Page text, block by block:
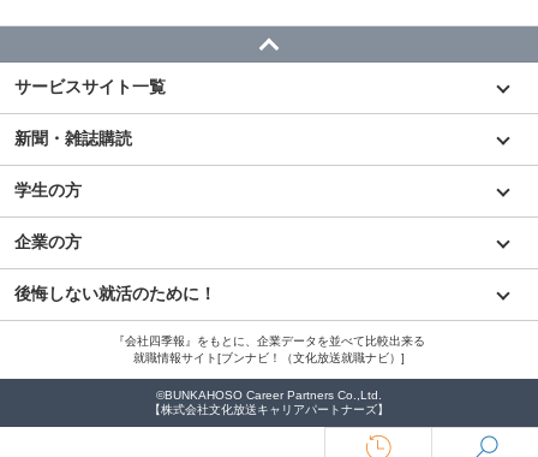
サービスサイト一覧
新聞・雑誌購読
学生の方
企業の方
後悔しない就活のために！
『会社四季報』をもとに、企業データを並べて比較出来る
就職情報サイト[ブンナビ！（文化放送就職ナビ）]
©BUNKAHOSO Career Partners Co.,Ltd.
【株式会社文化放送キャリアパートナーズ】